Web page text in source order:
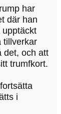
har
där han
upptäckt
tillverkar
det, och att
trumfkort.
i